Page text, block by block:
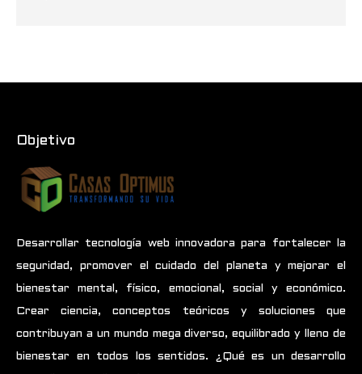
Objetivo
Desarrollar tecnología web innovadora para fortalecer la
seguridad, promover el cuidado del planeta y mejorar el
bienestar mental, físico, emocional, social y económico.
Crear ciencia, conceptos teóricos y soluciones que
contribuyan a un mundo mega diverso, equilibrado y lleno de
bienestar en todos los sentidos. ¿Qué es un desarrollo